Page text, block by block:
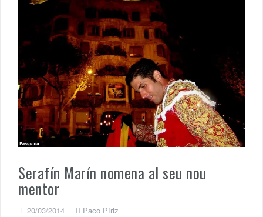
Serafín Marín nomena al seu nou
mentor
20/03/2014 Paco Píriz